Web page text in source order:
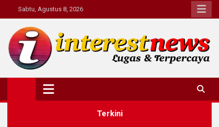
to
content
Sabtu, Agustus 8, 2026
Interestnews.or.id
Terkini